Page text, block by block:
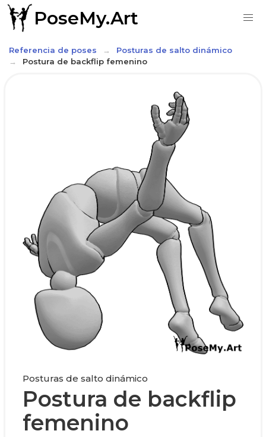
PoseMy.Art
Referencia de poses
Posturas de salto dinámico
Postura de backflip femenino
Posturas de salto dinámico
Postura de backflip
femenino